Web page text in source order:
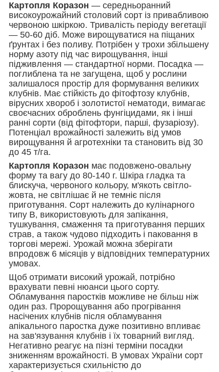
Картопля Коразон — середньоранний
високоурожайний столовий сорт із привабливою
червоною шкіркою. Тривалість періоду вегетації
— 50-60 діб. Може вирощуватися на піщаних
ґрунтах і без поливу. Потрібен у трохи збільшену
норму азоту під час вирощування, інші
підживлення — стандартної норми. Посадка —
поглиблена та не загущена, щоб у рослини
залишалося простір для формування великих
клубнів. Має стійкість до фітофтозу клубнів,
вірусних хвороб і золотистої нематоди, вимагає
своєчасних оброблень фунгіцидами, як і інші
ранні сорти (від фітофтори, парші, фузаріозу).
Потенціал врожайності залежить від умов
вирощування й агротехніки та становить від 30
до 45 т/га.
Картопля Коразон має подовжено-овальну
форму та вагу до 80-140 г. Шкіра гладка та
блискуча, червоного кольору, м'якоть світло-
жовта, не світлішає й не темніє після
приготування. Сорт належить до кулінарного
типу В, використовують для запікання,
тушкування, смаження та приготування перших
страв, а також чудово підходить і паковання в
торгові мережі. Урожай можна зберігати
впродовж 6 місяців у відповідних температурних
умовах.
Щоб отримати високий урожай, потрібно
врахувати певні нюанси цього сорту.
Обламування паростків можливе не більш ніж
один раз. Пророщування або прогрівання
насічених клубнів після обламування
апікального паростка дуже позитивно впливає
на зав'язування клубнів і їх товарний вигляд.
Негативно реагує на пізні терміни посадки
зниженням врожайності. В умовах України сорт
характеризується схильністю до